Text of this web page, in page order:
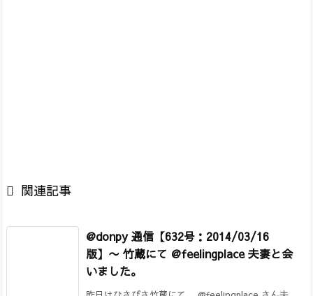
 関連記事
@donpy 通信【632号：2014/03/16
版】〜 竹蔵にて @feelingplace 夫妻と会
いました。